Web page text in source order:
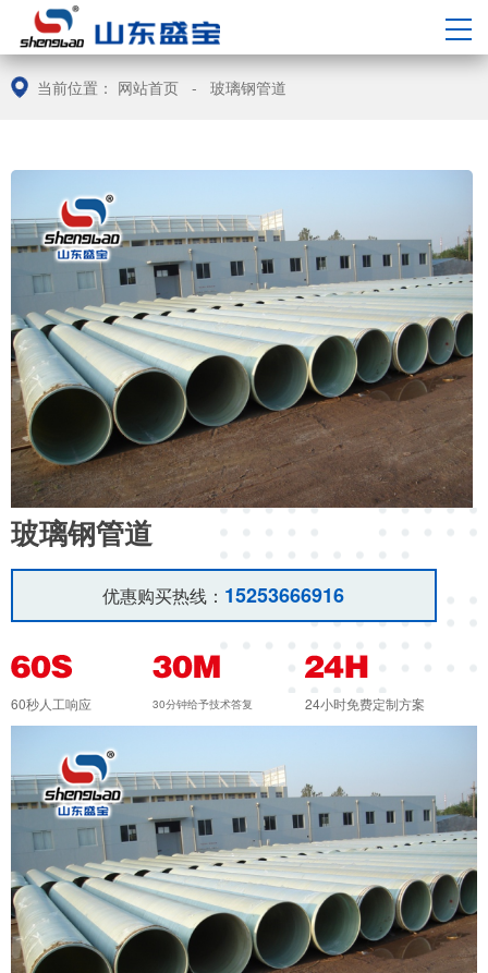
当前位置： 网站首页 - 玻璃钢管道
玻璃钢管道
优惠购买热线： 15253666916
60秒人工响应 30分钟给予技术答复 24小时免费定制方案